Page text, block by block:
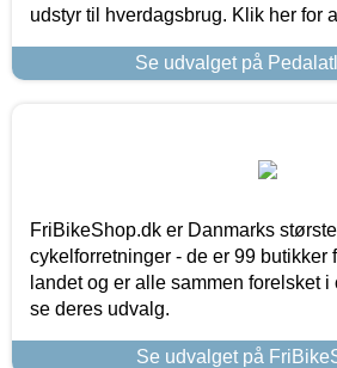
udstyr til hverdagsbrug. Klik her for
Se udvalget på
FriBikeShop.dk er Danmarks
cykelforretninger - de er 99 butikker
landet og er alle sammen forelsket i
se deres udvalg.
Se udvalget på